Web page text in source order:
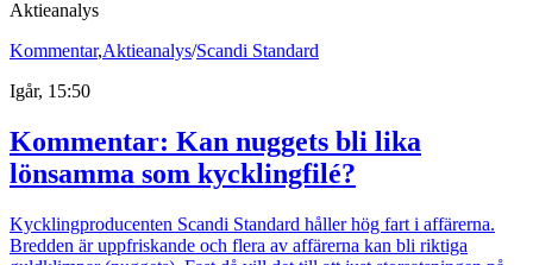
Aktieanalys
Kommentar,Aktieanalys/Scandi Standard
Igår, 15:50
Kommentar: Kan nuggets bli lika
lönsamma som kycklingfilé?
Kycklingproducenten Scandi Standard håller hög fart i affärerna.
Bredden är uppfriskande och flera av affärerna kan bli riktiga